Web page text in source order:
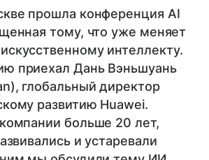
прошла конференция AI
тому, что уже меняет
интеллекту.
приехал Дань Вэньшуань
глобальный директор
развитию Huawei.
больше 20 лет,
и устаревали